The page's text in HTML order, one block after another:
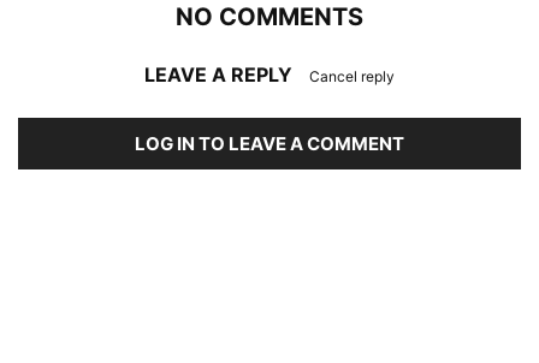
NO COMMENTS
LEAVE A REPLY Cancel reply
LOG IN TO LEAVE A COMMENT